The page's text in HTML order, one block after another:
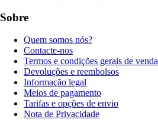
Sobre
Quem somos nós?
Contacte-nos
Termos e condições gerais de venda
Devoluções e reembolsos
Informação legal
Meios de pagamento
Tarifas e opções de envio
Nota de Privacidade